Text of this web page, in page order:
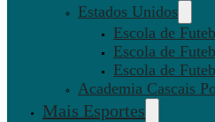
Estados Unidos
Escola de
Escola de
Escola de
Academia Cascais
Mais Esportes